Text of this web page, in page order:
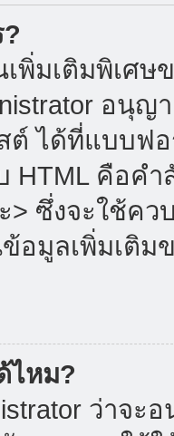
พิ่มเติมพิเศ
อนุ
ต์ ได้ที่แบบฟ
HTML คือคำ
> ซึ่งจะใช้ค
มูลเพิ่มเติม
ไหม?
ว่าจะ